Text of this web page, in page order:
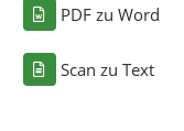
PDF zu Word
Scan zu Text